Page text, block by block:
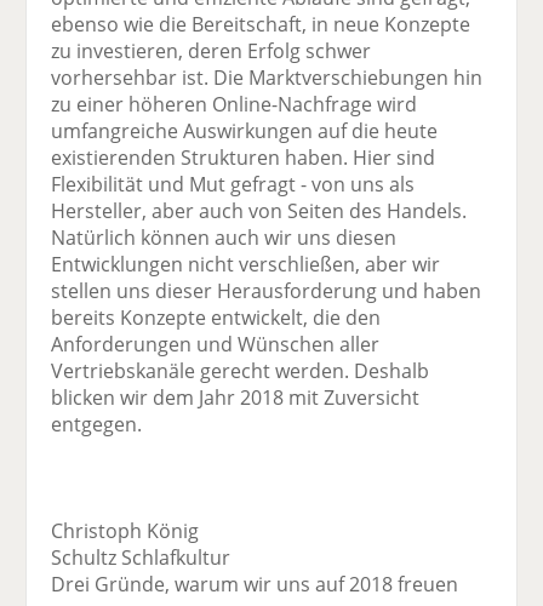
ebenso wie die Bereitschaft, in neue Konzepte
zu investieren, deren Erfolg schwer
vorhersehbar ist. Die Marktverschiebungen hin
zu einer höheren Online-Nachfrage wird
umfangreiche Auswirkungen auf die heute
existierenden Strukturen haben. Hier sind
Flexibilität und Mut gefragt - von uns als
Hersteller, aber auch von Seiten des Handels.
Natürlich können auch wir uns diesen
Entwicklungen nicht verschließen, aber wir
stellen uns dieser Herausforderung und haben
bereits Konzepte entwickelt, die den
Anforderungen und Wünschen aller
Vertriebskanäle gerecht werden. Deshalb
blicken wir dem Jahr 2018 mit Zuversicht
entgegen.
Christoph König
Schultz Schlafkultur
Drei Gründe, warum wir uns auf 2018 freuen